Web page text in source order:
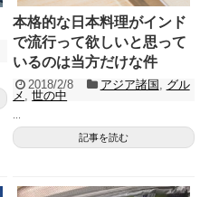
本格的な日本料理がインド
で流行って欲しいと思って
いるのは当方だけな件
2018/2/8 アジア諸国 , グル
メ ,世の中
記事を読む